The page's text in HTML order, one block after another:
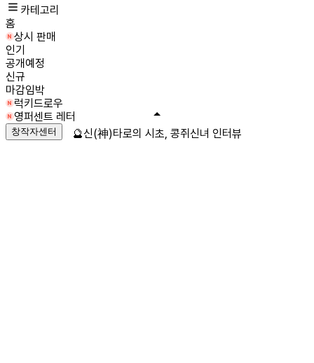
카테고리
홈
상시 판매
인기
공개예정
신규
마감임박
럭키드로우
영퍼센트 레터
창작자센터 🔮신(神)타로의 시초, 콩쥐신녀 인터뷰